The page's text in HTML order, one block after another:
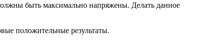
быть максимально напряжены. Делать данное
положительные результаты.